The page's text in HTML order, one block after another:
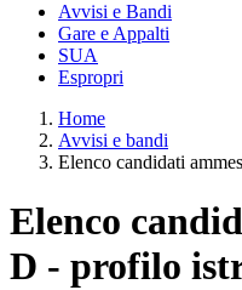
Avvisi e Bandi
Gare e Appalti
SUA
Espropri
Home
Avvisi e bandi
Elenco candidati
Elenco
D - profilo